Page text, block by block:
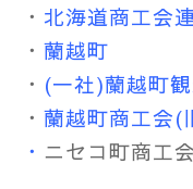
・ 北海道商工会
・ 蘭越町
・ (一社)蘭越町
・ 蘭越町商工会(
・ ニセコ町商工会